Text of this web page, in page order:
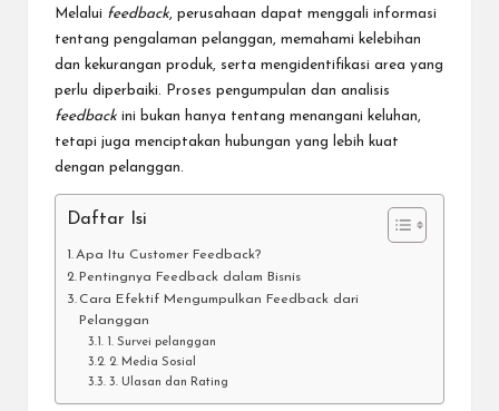
Melalui feedback, perusahaan dapat menggali informasi
tentang pengalaman pelanggan, memahami kelebihan
dan kekurangan produk, serta mengidentifikasi area yang
perlu diperbaiki. Proses pengumpulan dan analisis
feedback ini bukan hanya tentang menangani keluhan,
tetapi juga menciptakan hubungan yang lebih kuat
dengan pelanggan.
Daftar Isi
Apa Itu Customer Feedback?
Pentingnya Feedback dalam Bisnis
Cara Efektif Mengumpulkan Feedback dari
Pelanggan
1. Survei pelanggan
2. Media Sosial
3. Ulasan dan Rating